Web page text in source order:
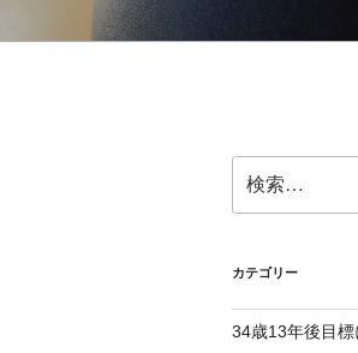
索:
カテゴリー
34歳13年後目